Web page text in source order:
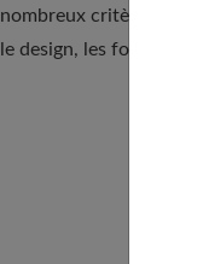
nombreux critères sont
le design, les